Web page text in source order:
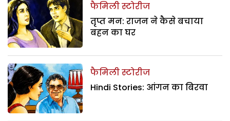
फैमिली स्टोरीज
तृप्त मन: राजन ने कैसे बचाया
बहन का घर
फैमिली स्टोरीज
Hindi Stories: आंगन का बिरवा